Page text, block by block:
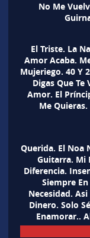
No Me
El Triste. La
Amor Acaba.
Mujeriego. 40 Y
Digas Que Te
Amor. El
Me
Querida. El Noa
Guitarra. Mi
Diferencia.
Siempre
Necesidad.
Dinero. Solo
Enamorar..